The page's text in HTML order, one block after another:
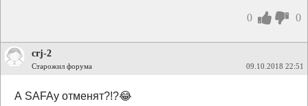
0 0
crj-2
Старожил форума 09.10.2018 22:51
А SAFAу отменят?!?😂